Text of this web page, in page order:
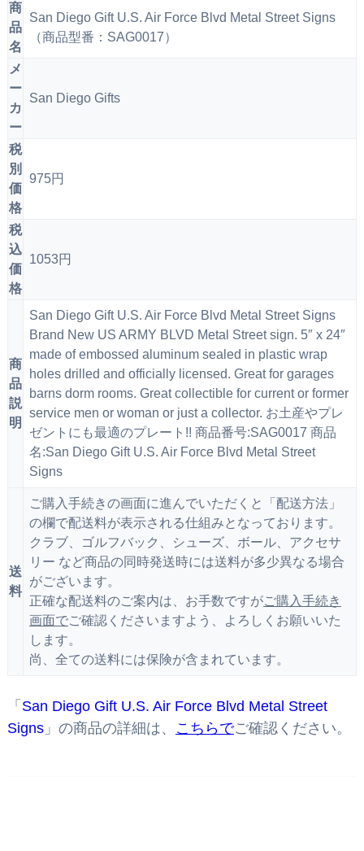
商
品
名
San Diego Gift U.S. Air Force Blvd Metal Street Signs
（商品型番：SAG0017）
メ
ー
カ
ー
San Diego Gifts
税
別
価
格
975円
税
込
価
格
1053円
商
品
説
明
San Diego Gift U.S. Air Force Blvd Metal Street Signs
Brand New US ARMY BLVD Metal Street sign. 5″ x 24″
made of embossed aluminum sealed in plastic wrap
holes drilled and officially licensed. Great for garages
barns dorm rooms. Great collectible for current or former
service men or woman or just a collector. お土産やプレ
ゼントにも最適のプレート!! 商品番号:SAG0017 商品
名:San Diego Gift U.S. Air Force Blvd Metal Street
Signs
送
料
ご購入手続きの画面に進んでいただくと「配送方法」
の欄で配送料が表示される仕組みとなっております。
クラブ、ゴルフバック、シューズ、ボール、アクセサ
リー など商品の同時発送時には送料が多少異なる場合
がございます。
正確な配送料のご案内は、お手数ですがご購入手続き
画面でご確認くださいますよう、よろしくお願いいた
します。
尚、全ての送料には保険が含まれています。
「 San Diego Gift U.S. Air Force Blvd Metal Street
Signs」の商品の詳細は、 こちらでご確認ください。